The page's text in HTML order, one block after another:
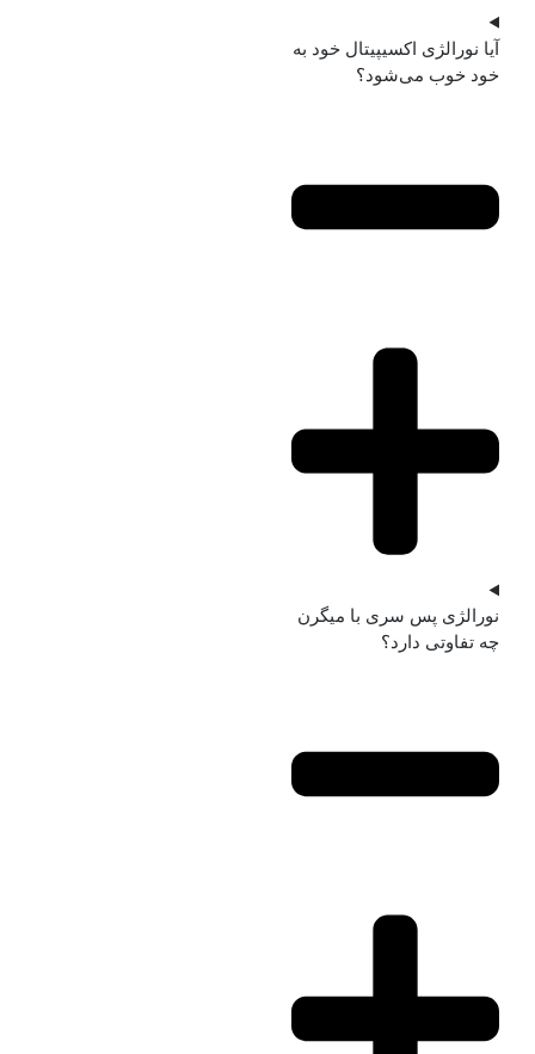
آیا نورالژی اکسیپیتال خود به‌
خود خوب می‌شود؟
نورالژی پس سری با میگرن
چه تفاوتی دارد؟